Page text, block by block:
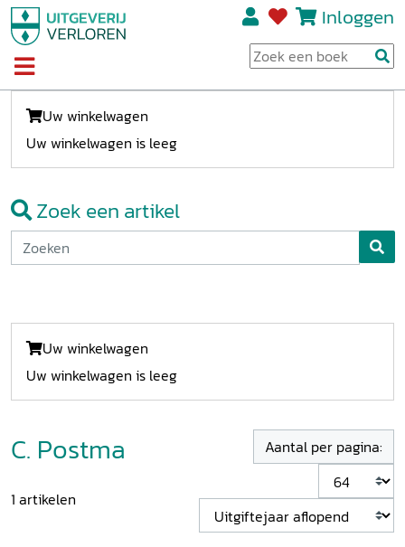
Inloggen
Uw winkelwagen
Uw winkelwagen is leeg
Zoek een artikel
Uw winkelwagen
Uw winkelwagen is leeg
C. Postma
1 artikelen
Aantal per pagina: